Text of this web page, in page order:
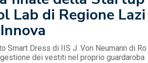
Lab di Regione Lazi
Smart Dress di IIS J. Von Neumann di Ro
dei vestiti nel proprio guardaroba